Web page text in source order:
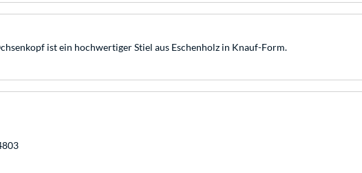
ist ein hochwertiger Stiel aus Eschenholz in Knauf-Form.